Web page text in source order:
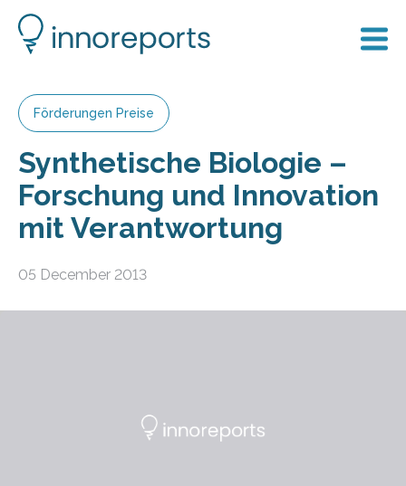
Förderungen Preise
Synthetische Biologie –
Forschung und Innovation
mit Verantwortung
05 December 2013